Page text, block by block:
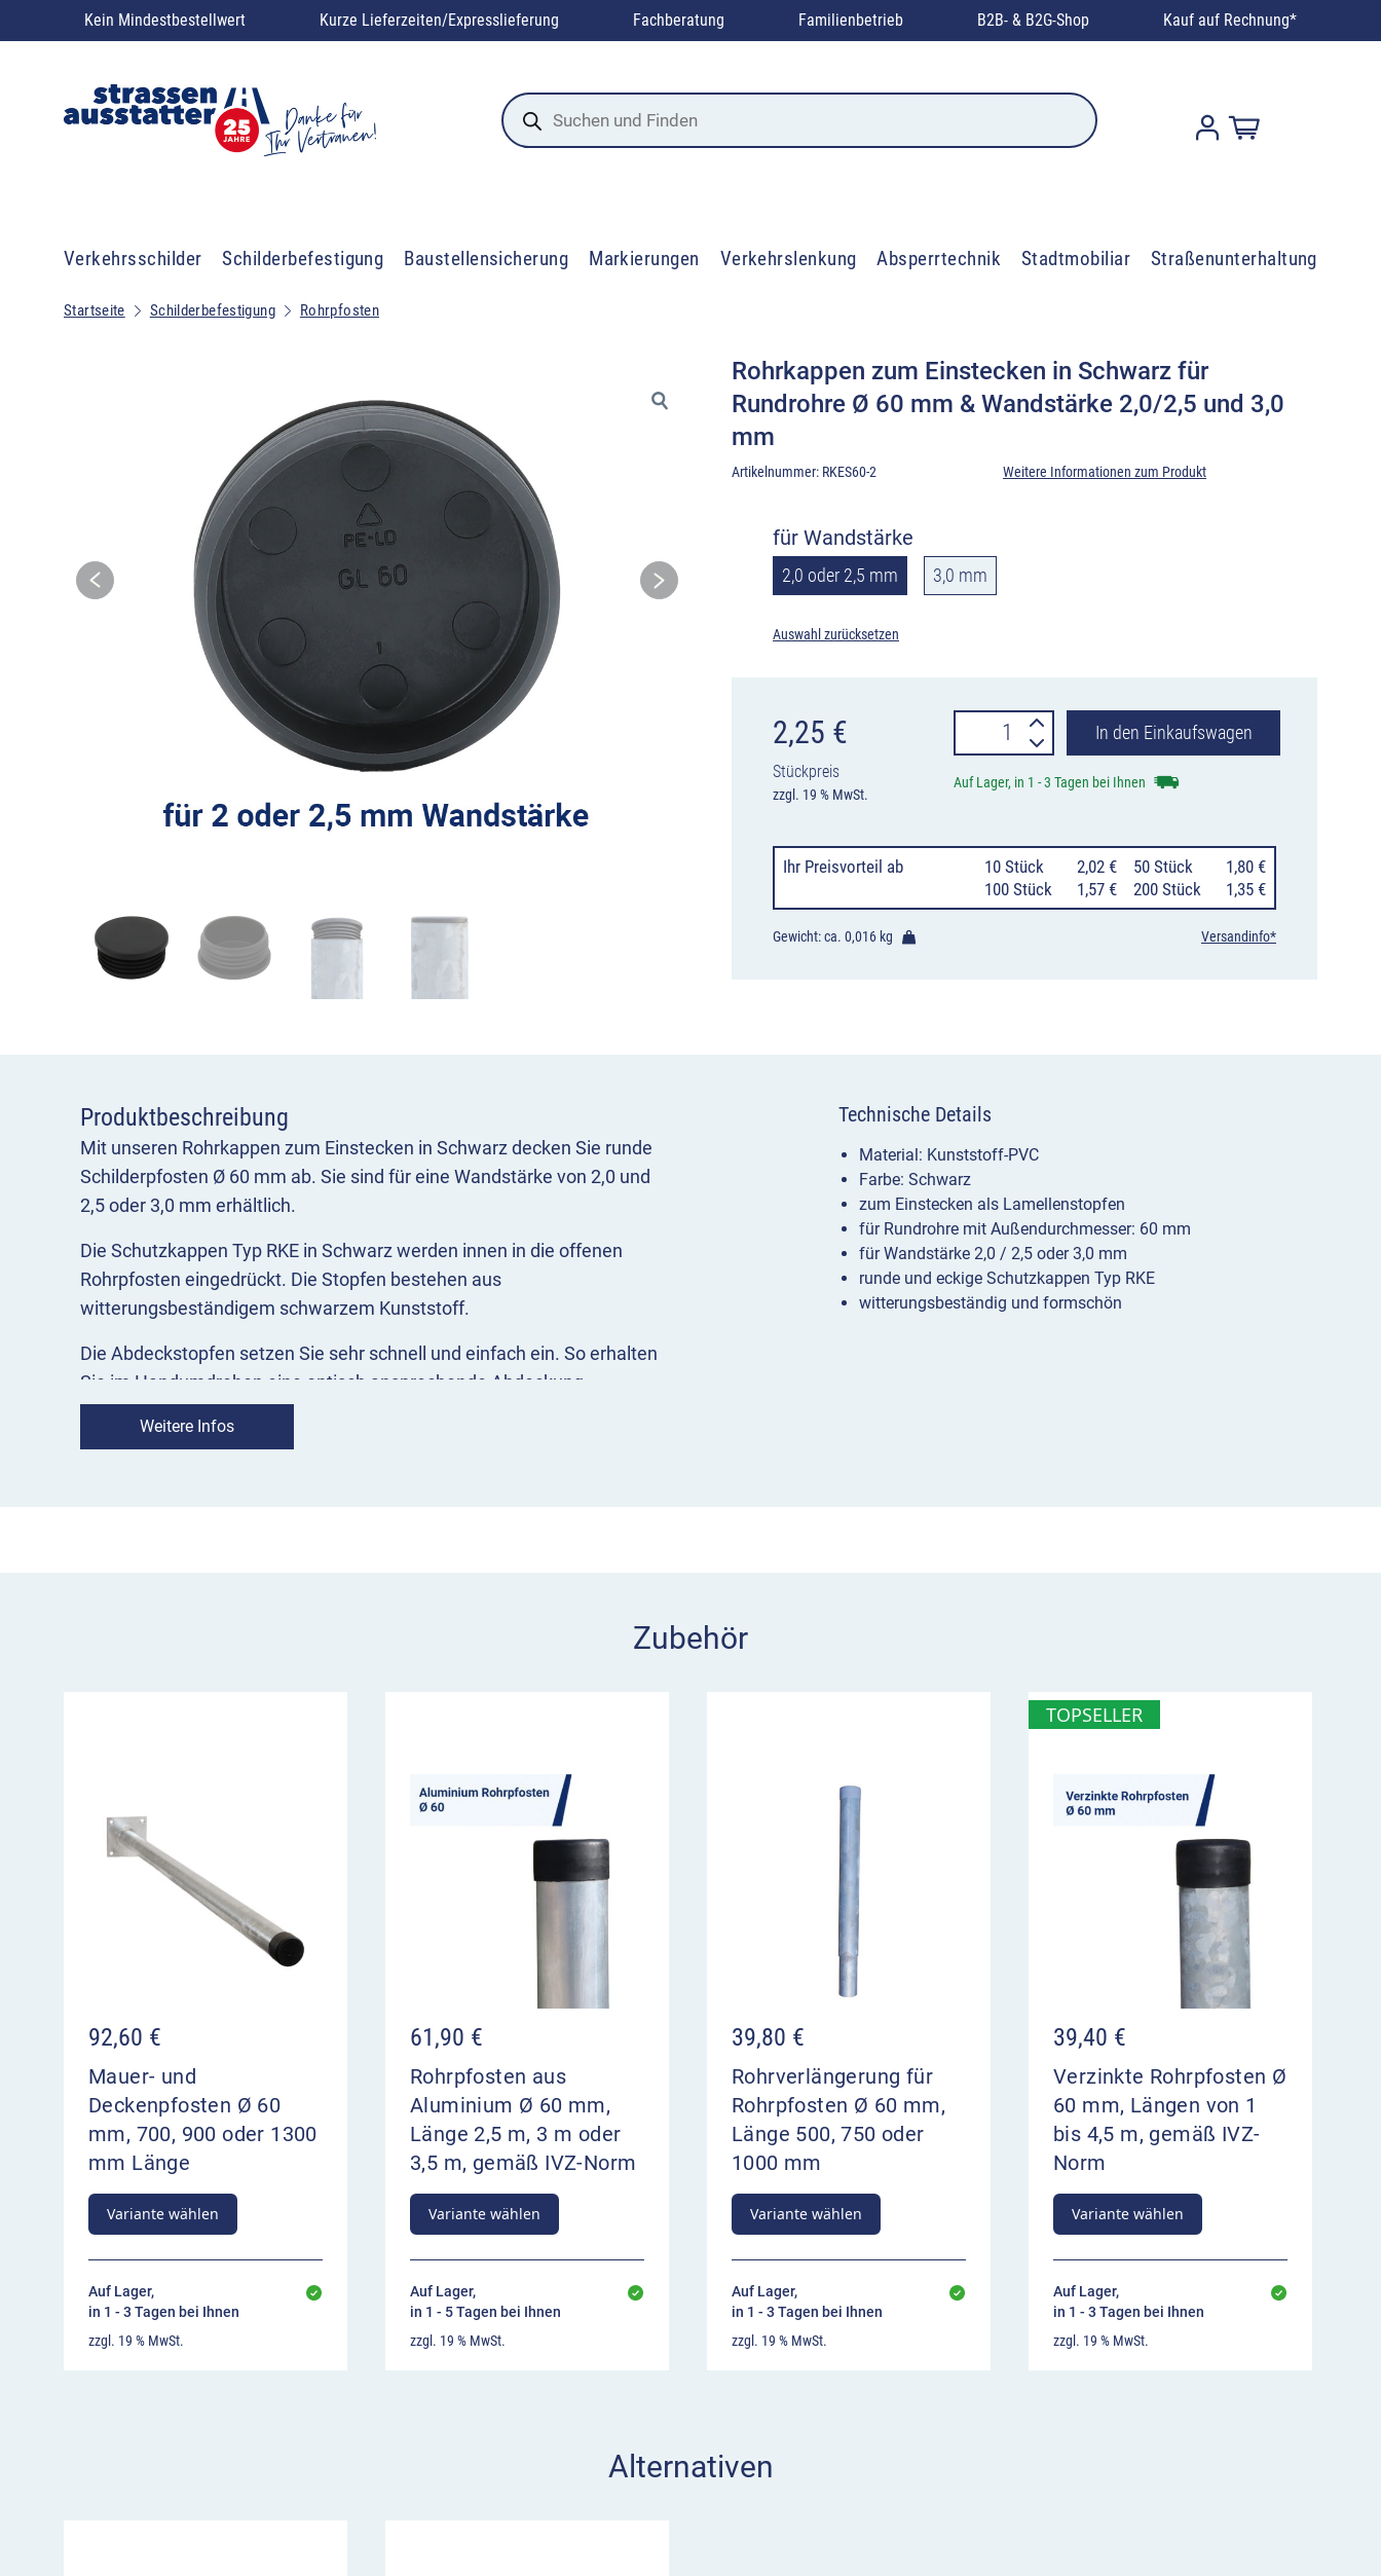
Kein Mindestbestellwert Kurze Lieferzeiten/Expresslieferung Fachberatung Familienbetrieb B2B- & B2G-Shop Kauf auf Rechnung*
Products
search
Verkehrsschilder Schilderbefestigung Baustellensicherung Markierungen Verkehrslenkung Absperrtechnik Stadtmobiliar Straßenunterhaltung
Startseite Schilderbefestigung Rohrpfosten
Rohrkappen zum Einstecken in Schwarz für
Rundrohre Ø 60 mm & Wandstärke 2,0/2,5 und 3,0
mm
Artikelnummer: RKES60-2 Weitere Informationen zum Produkt
für Wandstärke
2,0 oder 2,5 mm 3,0 mm
Auswahl zurücksetzen
2,25 €
Stückpreis
zzgl. 19 % MwSt.
Rohrkappen
zum
in
Schwarz
für
&
2,0/2,5
und
3,0
mm
Menge
In den Einkaufswagen
Auf Lager, in 1 - 3 Tagen bei Ihnen
Ihr Preisvorteil ab 10 Stück 2,02 € 50 Stück
1,80 €
100 Stück
1,57 € 200 Stück 1,35 €
Gewicht: ca. 0,016 kg Versandinfo*
Produktbeschreibung
Mit unseren Rohrkappen zum Einstecken in Schwarz decken Sie runde
Schilderpfosten Ø 60 mm ab. Sie sind für eine Wandstärke von 2,0 und
2,5 oder 3,0 mm erhältlich.
Die Schutzkappen Typ RKE in Schwarz werden innen in die offenen
Rohrpfosten eingedrückt. Die Stopfen bestehen aus
witterungsbeständigem schwarzem Kunststoff.
Die Abdeckstopfen setzen Sie sehr schnell und einfach ein. So erhalten
Sie im Handumdrehen eine optisch ansprechende Abdeckung.
Weitere Infos
Technische Details
Material: Kunststoff-PVC
Farbe: Schwarz
zum Einstecken als Lamellenstopfen
für Rundrohre mit Außendurchmesser: 60 mm
für Wandstärke 2,0 / 2,5 oder 3,0 mm
runde und eckige Schutzkappen Typ RKE
witterungsbeständig und formschön
Zubehör
92,60 €
Mauer- und
Deckenpfosten Ø 60
mm, 700, 900 oder 1300
mm Länge
Variante wählen
Auf Lager,
in 1 - 3 Tagen bei Ihnen
zzgl. 19 % MwSt.
61,90 €
Rohrpfosten aus
Aluminium Ø 60 mm,
Länge 2,5 m, 3 m oder
3,5 m, gemäß IVZ-Norm
Variante wählen
Auf Lager,
in 1 - 5 Tagen bei Ihnen
zzgl. 19 % MwSt.
39,80 €
Rohrverlängerung für
Rohrpfosten Ø 60 mm,
Länge 500, 750 oder
1000 mm
Variante wählen
Auf Lager,
in 1 - 3 Tagen bei Ihnen
zzgl. 19 % MwSt.
TOPSELLER
39,40 €
Verzinkte Rohrpfosten Ø
60 mm, Längen von 1
bis 4,5 m, gemäß IVZ-
Norm
Variante wählen
Auf Lager,
in 1 - 3 Tagen bei Ihnen
zzgl. 19 % MwSt.
Alternativen